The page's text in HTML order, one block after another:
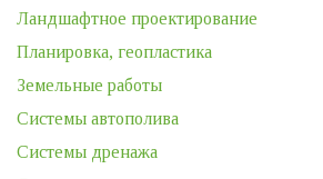
Ландшафтное проектирование
Планировка, геопластика
Земельные работы
Системы автополива
Системы дренажа